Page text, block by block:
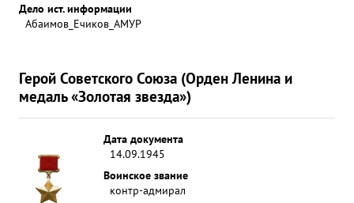
Дело ист. информации
Абаимов_Ечиков_АМУР
Герой Советского Союза (Орден Ленина и
медаль «Золотая звезда»)
Дата документа
14.09.1945
Воинское звание
контр-адмирал